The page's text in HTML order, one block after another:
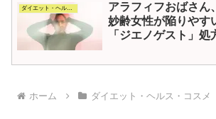
ダイエット・ヘルス・コスメ
アラフィフおばさん
妙齢女性が陥りやす
「ジエノゲスト」処
ホーム ダイエット・ヘルス・コスメ